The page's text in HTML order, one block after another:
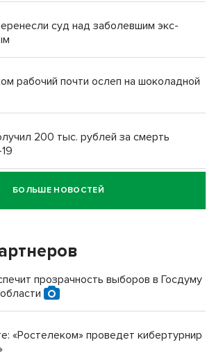
суд над заболевшим экс-
рабочий почти ослеп на шоколадной
200 тыс. рублей за смерть
наказал водителя за смерть
в новосибирском селе лошади
срок за избиение врачей
БОЛЬШЕ НОВОСТЕЙ
прозрачность выборов в Госдуму
«Ростелеком» проведет кибертурнир